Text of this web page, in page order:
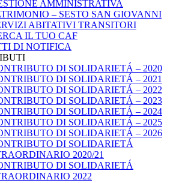
AMMINISTRATIVA
– SESTO SAN GIOVANNI
ABITATIVI TRANSITORI
IL TUO CAF
DI NOTIFICA
DI SOLIDARIETÁ – 2020
DI SOLIDARIETÁ – 2021
DI SOLIDARIETÁ – 2022
DI SOLIDARIETÁ – 2023
DI SOLIDARIETÁ – 2024
DI SOLIDARIETÁ – 2025
DI SOLIDARIETÁ – 2026
DI SOLIDARIETÁ
2020/21
DI SOLIDARIETÁ
2022